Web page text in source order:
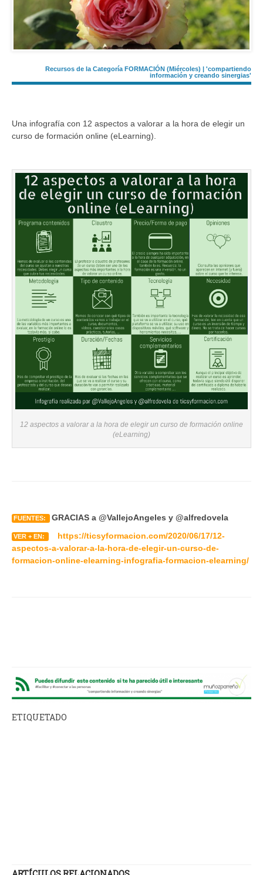
Recursos de la Categoría FORMACIÓN (Miércoles) | 'compartiendo
información y creando sinergias'
Una infografía con 12 aspectos a valorar a la hora de elegir un
curso de formación online (eLearning).
12 aspectos a valorar a la hora de elegir un curso de formación online
(eLearning)
FUENTES: GRACIAS a @VallejoAngeles y @alfredovela
VER + EN:
https://ticsyformacion.com/2020/06/17/12-
aspectos-a-valorar-a-la-hora-de-elegir-un-curso-de-
formacion-online-elearning-infografia-formacion-elearning/
ETIQUETADO